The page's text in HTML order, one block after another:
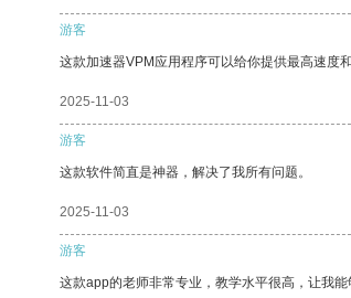
游客
这款加速器VPM应用程序可以给你提供最高速度
2025-11-03
游客
这款软件简直是神器，解决了我所有问题。
2025-11-03
游客
这款app的老师非常专业，教学水平很高，让我能